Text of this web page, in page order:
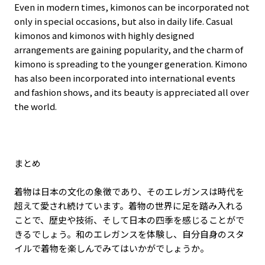
Even in modern times, kimonos can be incorporated not
only in special occasions, but also in daily life. Casual
kimonos and kimonos with highly designed
arrangements are gaining popularity, and the charm of
kimono is spreading to the younger generation. Kimono
has also been incorporated into international events
and fashion shows, and its beauty is appreciated all over
the world.
まとめ
着物は日本の文化の象徴であり、そのエレガンスは時代を
超えて愛され続けています。着物の世界に足を踏み入れる
ことで、歴史や技術、そして日本の四季を感じることがで
きるでしょう。和のエレガンスを体験し、自分自身のスタ
イルで着物を楽しんでみてはいかがでしょうか。